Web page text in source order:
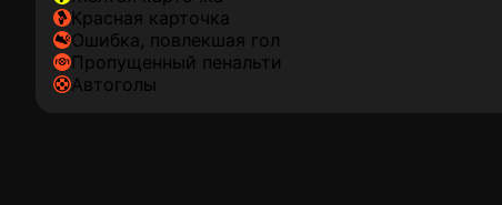
красная карточка
ошибка, повлекшая гол
пропущенный пенальти
автоголы